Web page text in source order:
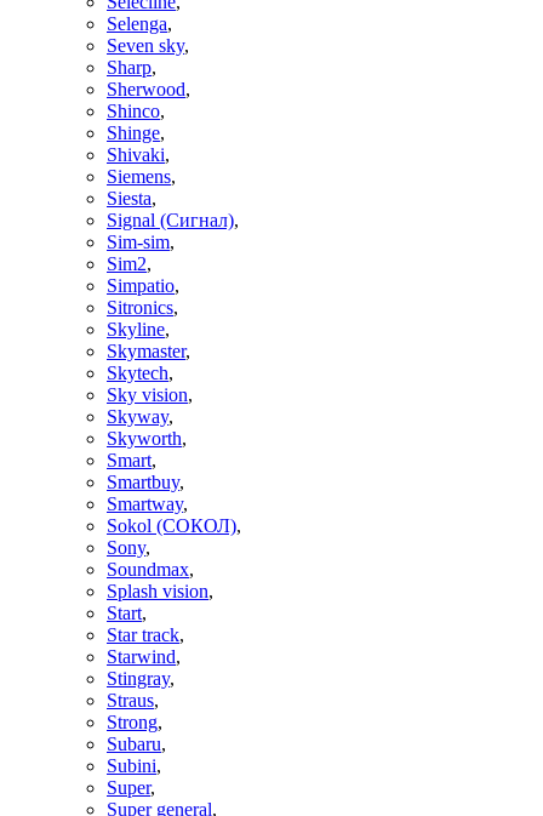
Selenga,
Seven sky,
Sharp,
Sherwood,
Shinco,
Shinge,
Shivaki,
Siemens,
Siesta,
Signal (Сигнал),
Sim-sim,
Sim2,
Simpatio,
Sitronics,
Skyline,
Skymaster,
Skytech,
Sky vision,
Skyway,
Skyworth,
Smart,
Smartbuy,
Smartway,
Sokol (СОКОЛ),
Sony,
Soundmax,
Splash vision,
Start,
Star track,
Starwind,
Stingray,
Straus,
Strong,
Subaru,
Subini,
Super,
Super general,